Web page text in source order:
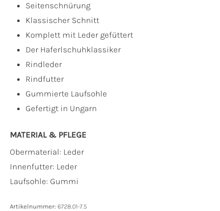
Seitenschnürung
Klassischer Schnitt
Komplett mit Leder gefüttert
Der Haferlschuhklassiker
Rindleder
Rindfutter
Gummierte Laufsohle
Gefertigt in Ungarn
MATERIAL & PFLEGE
Obermaterial: Leder
Innenfutter: Leder
Laufsohle: Gummi
Artikelnummer: 6728.01-7.5